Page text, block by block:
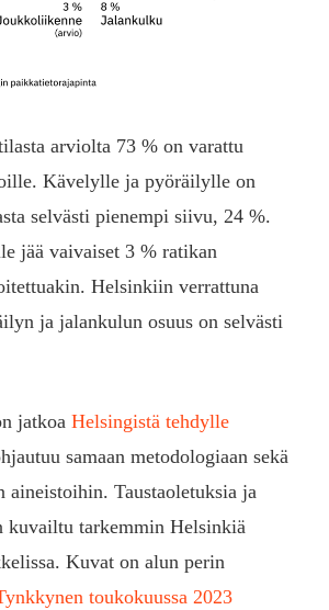
arviolta 73 % on varattu
Kävelylle ja pyöräilylle on
selvästi pienempi siivu, 24 %.
jää vaivaiset 3 % ratikan
Helsinkiin verrattuna
ja jalankulun osuus on selvästi
jatkoa Helsingistä tehdylle
samaan metodologiaan sekä
aineistoihin. Taustaoletuksia ja
kuvailtu tarkemmin Helsinkiä
Kuvat on alun perin
toukokuussa 2023